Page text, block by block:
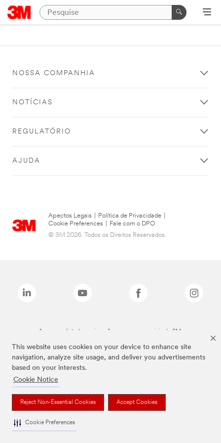
This website uses cookies on your device to enhance site
navigation, analyze site usage, and deliver you advertisements
based on your interests.
Cookie Notice
Reject Non-Essential Cookies Accept Cookies
Cookie Preferences
NOSSA COMPANHIA
NOTÍCIAS
REGULATÓRIO
AJUDA
Apectos Legais Política de Privacidade
Cookie Preferences
Fale com o DPO
© 3M 2026. Todos os Direitos Reservados.
As marcas listadas a cima são marcas comerciais da 3M.